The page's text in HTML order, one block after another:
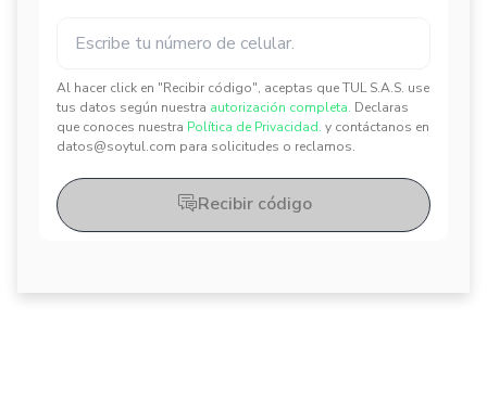
Al hacer click en "Recibir código", aceptas que TUL S.A.S. use
tus datos según nuestra autorización completa. Declaras
que conoces nuestra Política de Privacidad. y contáctanos en
datos@soytul.com para solicitudes o reclamos.
✕
✕
Recibir código